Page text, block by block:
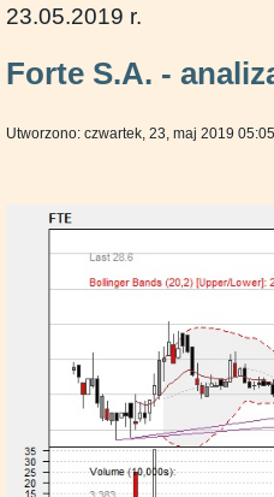
23.05.2019 r.
Forte S.A. -
Utworzono: czwartek, 23, maj 2019 05:05